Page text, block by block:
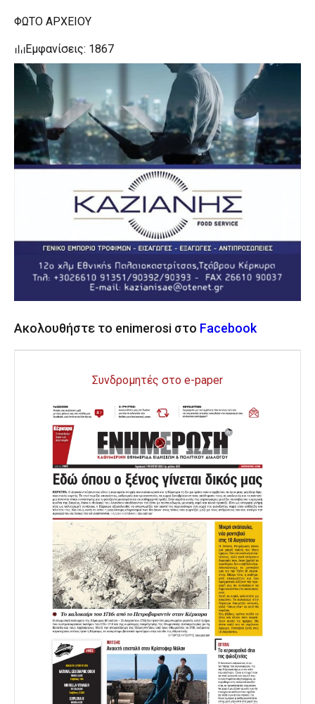
ΦΩΤΟ ΑΡΧΕΙΟΥ
Εμφανίσεις: 1867
Ακολουθήστε το enimerosi στο Facebook
Συνδρομητές στο e-paper